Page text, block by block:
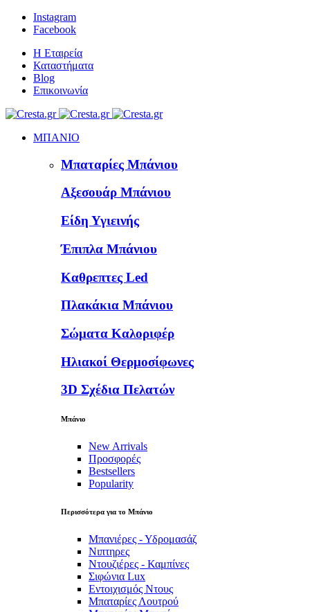
Instagram
Facebook
Η Εταιρεία
Καταστήματα
Blog
Επικοινωνία
ΜΠΑΝΙΟ
Μπαταρίες Μπάνιου
Αξεσουάρ Μπάνιου
Είδη Υγιεινής
Έπιπλα Μπάνιου
Καθρεπτες Led
Πλακάκια Μπάνιου
Σώματα Καλοριφέρ
Ηλιακοί Θερμοσίφωνες
3D Σχέδια Πελατών
Μπάνιο
New Arrivals
Προσφορές
Bestsellers
Popularity
Περισσότερα για το Μπάνιο
Μπανιέρες - Υδρομασάζ
Νιπτηρες
Ντουζιέρες - Καμπίνες
Σιφώνια Lux
Εντοιχισμός Ντους
Μπαταρίες Λουτρού